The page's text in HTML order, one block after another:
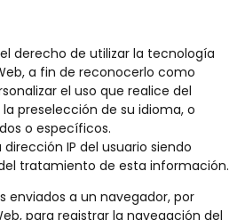
derecho de utilizar la tecnología
a fin de reconocerlo como
el uso que realice del
preselección de su idioma, o
o específicos.
IP del usuario siendo
tratamiento de esta información.
enviados a un navegador, por
para registrar la navegación del